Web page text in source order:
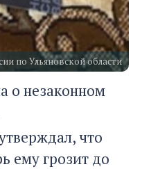
по Ульяновской области
о незаконном
что
ему грозит до